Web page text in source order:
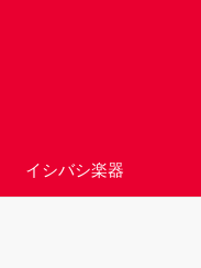
イシバシ楽器